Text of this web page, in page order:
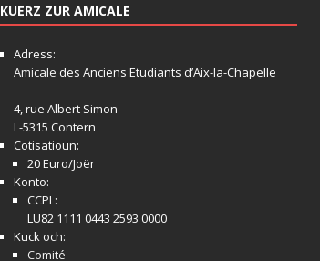
KUERZ ZUR AMICALE
Adress:
Amicale des Anciens Etudiants d’Aix-la-Chapelle
4, rue Albert Simon
L-5315 Contern
Cotisatioun:
20 Euro/Joër
Konto:
CCPL:
LU82 1111 0443 2593 0000
Kuck och:
Comité